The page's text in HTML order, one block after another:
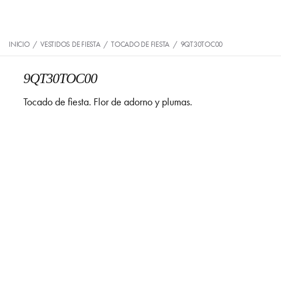
INICIO / VESTIDOS DE FIESTA / TOCADO DE FIESTA / 9QT30TOC00
9QT30TOC00
Tocado de fiesta. Flor de adorno y plumas.